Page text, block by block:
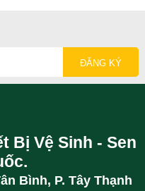
Bị Vệ Sinh - Sen
Bình, P. Tây Thạnh